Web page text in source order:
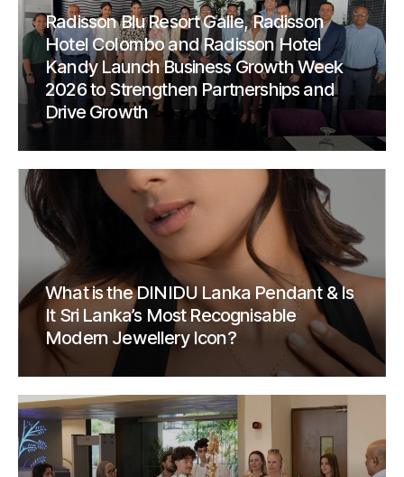
Radisson Blu Resort Galle, Radisson
Hotel Colombo and Radisson Hotel
Kandy Launch Business Growth Week
2026 to Strengthen Partnerships and
Drive Growth
What is the DINIDU Lanka Pendant & Is
It Sri Lanka’s Most Recognisable
Modern Jewellery Icon?